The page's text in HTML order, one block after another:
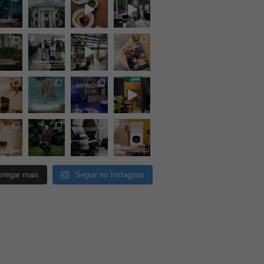
mais Seguir no Instagram